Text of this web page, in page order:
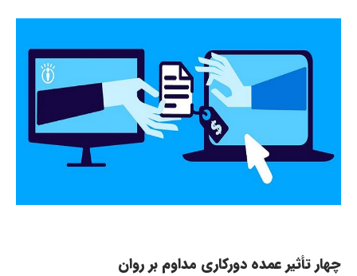
چهار تأثیر عمده دورکاری مداوم بر روان